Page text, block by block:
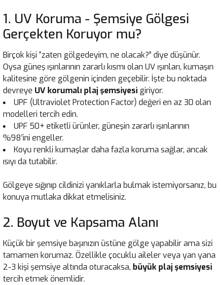
1. UV Koruma - Şemsiye Gölgesi
Gerçekten Koruyor mu?
Birçok kişi “zaten gölgedeyim, ne olacak?” diye düşünür.
Oysa güneş ışınlarının zararlı kısmı olan UV ışınları, kumaşın
kalitesine göre gölgenin içinden geçebilir. İşte bu noktada
devreye UV korumalı plaj şemsiyesi giriyor.
UPF (Ultraviolet Protection Factor) değeri en az 30 olan
modelleri tercih edin.
UPF 50+ etiketli ürünler, güneşin zararlı ışınlarının
%98’ini engeller.
Koyu renkli kumaşlar daha fazla koruma sağlar, ancak
ısıyı da tutabilir.
Gölgeye sığınıp cildinizi yanıklarla bulmak istemiyorsanız, bu
konuya mutlaka dikkat etmelisiniz.
2. Boyut ve Kapsama Alanı
Küçük bir şemsiye başınızın üstüne gölge yapabilir ama sizi
tamamen korumaz. Özellikle çocuklu aileler veya yan yana
2-3 kişi şemsiye altında oturacaksa, büyük plaj şemsiyesi
tercih etmek önemlidir.